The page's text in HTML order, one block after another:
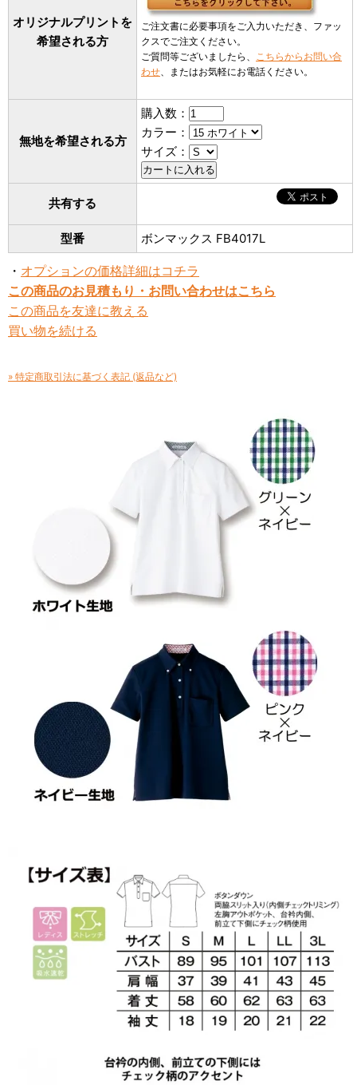
オリジナルプリントを
希望される方
ご注文書に必要事項をご入力いただき、ファッ
クスでご注文ください。
ご質問等ございましたら、 こちらからお問い合
わせ、またはお気軽にお電話ください。
無地を希望される方
購入数：
カラー：
サイズ：
共有する
型番 ボンマックス FB4017L
・ オプションの価格詳細はコチラ
この商品のお見積もり・お問い合わせはこちら
この商品を友達に教える
買い物を続ける
» 特定商取引法に基づく表記 (返品など)